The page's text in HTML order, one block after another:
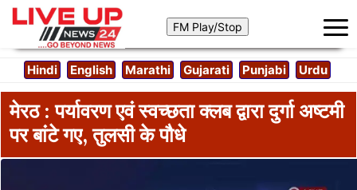
Hindi English Marathi Gujarati Punjabi Urdu
मेरठ : पर्यावरण एवं स्वच्छता क्लब द्वारा दुर्गा अष्टमी
पर बांटे गए, तुलसी के पौधे